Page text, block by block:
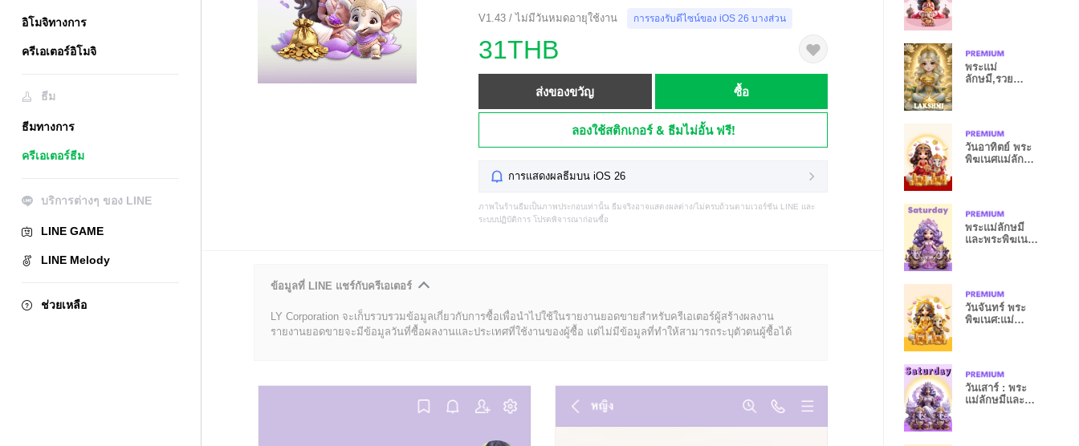
อิโมจิทางการ
ครีเอเตอร์อิโมจิ
ธีม
ธีมทางการ
ครีเอเตอร์ธีม
บริการต่างๆ ของ LINE
LINE GAME
LINE Melody
ช่วยเหลือ
V1.43 / ไม่มีวันหมดอายุใช้งาน การรองรับดีไซน์ของ iOS 26 บางส่วน
31THB
ส่งของขวัญ ซื้อ
ลองใช้สติกเกอร์ & ธีมไม่อั้น ฟรี!
การแสดงผลธีมบน iOS 26
ภาพในร้านธีมเป็นภาพประกอบเท่านั้น ธีมจริงอาจแสดงผลต่าง/ไม่ครบถ้วนตามเวอร์ชัน LINE และ
ระบบปฏิบัติการ โปรดพิจารณาก่อนซื้อ
ข้อมูลที่ LINE แชร์กับครีเอเตอร์
LY Corporation จะเก็บรวบรวมข้อมูลเกี่ยวกับการซื้อเพื่อนำไปใช้ในรายงานยอดขายสำหรับครีเอเตอร์ผู้สร้างผลงาน
รายงานยอดขายจะมีข้อมูลวันที่ซื้อผลงานและประเทศที่ใช้งานของผู้ซื้อ แต่ไม่มีข้อมูลที่ทำให้สามารถระบุตัวตนผู้ซื้อได้
พระแม่
ลักษมี,รวย
วันอาทิตย์ พระ
พิฆเนศแม่ลักษมี
พระแม่ลักษมี
และพระพิฆเนศ
วันจันทร์ พระ
พิฆเนศ:แม่
วันเสาร์ : พระ
แม่ลักษมีและ